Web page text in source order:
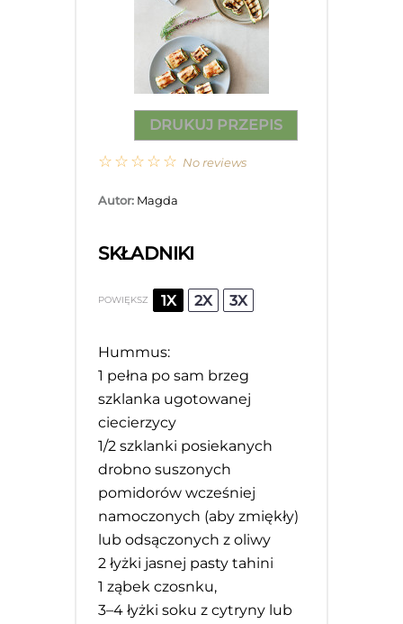
DRUKUJ PRZEPIS
☆
☆
☆
☆
☆ No reviews
Autor: Magda
SKŁADNIKI
POWIĘKSZ 1X 2X 3X
Hummus:
1 pełna po sam brzeg
szklanka ugotowanej
ciecierzycy
1/2 szklanki posiekanych
drobno suszonych
pomidorów wcześniej
namoczonych (aby zmiękły)
lub odsączonych z oliwy
2 łyżki jasnej pasty tahini
1 ząbek czosnku,
3–4 łyżki soku z cytryny lub